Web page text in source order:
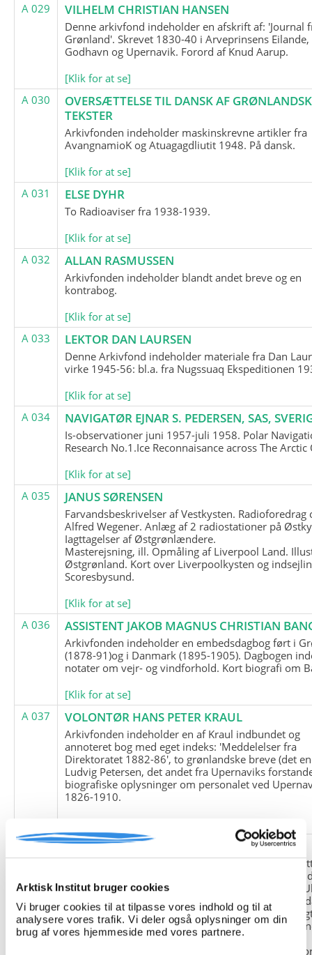
Arktisk Institut bruger cookies
Vi bruger cookies til at tilpasse vores indhold og til at
analysere vores trafik. Vi deler også oplysninger om din
brug af vores hjemmeside med vores partnere.
A 029
VILHELM CHRISTIAN HANSEN
Denne arkivfond indeholder en afskrift af: 'Journal
Grønland'. Skrevet 1830-40 i Arveprinsens Eilande,
Godhavn og Upernavik. Forord af Knud Aarup.
[Klik for at se]
A 030
OVERSÆTTELSE TIL DANSK AF
TEKSTER
Arkivfonden indeholder maskinskrevne artikler fra
AvangnamioK og Atuagagdliutit 1948. På dansk.
[Klik for at se]
A 031
ELSE DYHR
To Radioaviser fra 1938-1939.
[Klik for at se]
A 032
ALLAN RASMUSSEN
Arkivfonden indeholder blandt andet breve og en
kontrabog.
[Klik for at se]
A 033
LEKTOR DAN LAURSEN
Denne Arkivfond indeholder materiale fra Dan
virke 1945-56: bl.a. fra Nugssuaq Ekspeditionen
[Klik for at se]
A 034
NAVIGATØR EJNAR S. PEDERSEN, SAS,
Is-observationer juni 1957-juli 1958. Polar
Research No.1.Ice Reconnaisance across The Arctic
[Klik for at se]
A 035
JANUS SØRENSEN
Farvandsbeskrivelser af Vestkysten. Radioforedrag
Alfred Wegener. Anlæg af 2 radiostationer på
Iagttagelser af Østgrønlændere.
Masterejsning, ill. Opmåling af Liverpool Land.
Østgrønland. Kort over Liverpoolkysten og
Scoresbysund.
[Klik for at se]
A 036
ASSISTENT JAKOB MAGNUS CHRISTIAN
Arkivfonden indeholder en embedsdagbog ført i
(1878-91)og i Danmark (1895-1905). Dagbogen
notater om vejr- og vindforhold. Kort biografi om
[Klik for at se]
A 037
VOLONTØR HANS PETER KRAUL
Arkivfonden indeholder en af Kraul indbundet og
annoteret bog med eget indeks: 'Meddelelser fra
Direktoratet 1882-86', to grønlandske breve (det
Ludvig Petersen, det andet fra Upernaviks
biografiske oplysninger om personalet ved
1826-1910.
A 038
FRIEDRICH LITTMANN
Denne arkivfond indeholder en kopi af Friedrich
upublicerede erindringer. Originalen befinder sig i
tyske historiker Franz Selingers privatarkiv i byen
Tyskland. Friedrich Littmann var en af de tyske
der var med i vejrstationen "Holzauge" i Hansa
Nordøstgrønland under Anden Verdenskrig.
"Holzauge" blev opdaget af Nordøstgrønlands
Slædepatrulje med Eli Knudsen som medlem og